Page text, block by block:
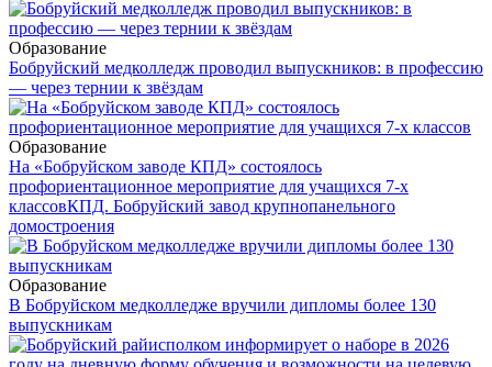
Образование
Бобруйский медколледж проводил выпускников: в профессию
— через тернии к звёздам
Образование
На «Бобруйском заводе КПД» состоялось
профориентационное мероприятие для учащихся 7-х
классовКПД. Бобруйский завод крупнопанельного
домостроения
Образование
В Бобруйском медколледже вручили дипломы более 130
выпускникам